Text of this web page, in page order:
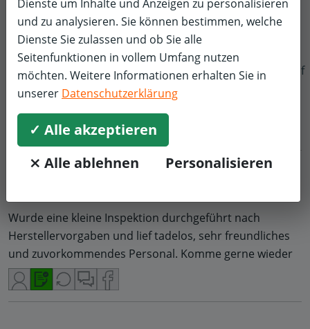
Über eine Empfehlung bin ich auf pitstop gestoßen. Wir
besprachen die Durchführung einer Klimainspektion
mit Befüllen von Kühlmittel, was inklusive war.
Ich stellte mich spontan vor und die Jungs hatten
gerade Zeit, sodass bereits nach einer Stunde mein
Auto fertig war. Alles Bestens gelaufen!
Timo H.Inspektion und WartungRenault
Wurde eine kleine Inspektion durchgeführt nach
Herstellervorgaben und lief tadelos, sehr freundliches
und zuvorkommendes Personal. Komme gerne wieder
Dienste um Inhalte und Anzeigen zu personalisieren
und zu analysieren. Sie können bestimmen, welche
Dienste Sie zulassen und ob Sie alle
Seitenfunktionen in vollem Umfang nutzen
möchten. Weitere Informationen erhalten Sie in
unserer Datenschutzerklärung
✓ Alle akzeptieren
⨯ Alle ablehnen
Personalisieren
f